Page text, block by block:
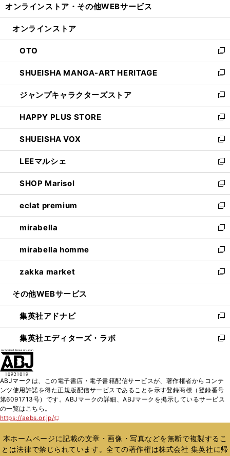
開
ン
ウ
で
開
く
ウ
ン
ド
ウ
で
開
く
オンラインストア・ その他WEBサービス
オンラインストア
OTO
新
し
い
ウ
ィ
ン
ド
ウ
で
開
く
SHUEISHA MANGA-ART HERITAGE
新
し
い
ウ
ィ
ン
ド
ウ
で
開
く
ジャンプキャラクターズストア
新
し
い
ウ
ィ
ン
ド
ウ
で
開
く
HAPPY PLUS STORE
新
し
い
ウ
ィ
ン
ド
ウ
で
開
く
SHUEISHA VOX
新
し
い
ウ
ィ
ン
ド
ウ
で
開
く
LEEマルシェ
新
し
い
ウ
ィ
ン
ド
ウ
で
開
く
SHOP Marisol
新
し
い
ウ
ィ
ン
ド
ウ
で
開
eclat premium
新
し
い
ウ
ィ
ン
ド
ウ
開
く
mirabella
新
し
い
ウ
ィ
ン
ウ
で
開
く
mirabella homme
新
し
い
ウ
ン
ド
ウ
で
zakka market
新
し
ウ
ィ
ン
ド
く
その他WEBサービス
集英社アドナビ
新
し
い
ド
ウ
で
集英社エディターズ・ラボ
新
ィ
ン
ド
開
く
ABJマークは、この電子書店・電子書籍配信サービスが、著作権者からコンテ
ンツ使用許諾を得た正規版配信サービスであることを示す登録商標（登録番号
第6091713号）です。ABJマークの詳細、ABJマークを掲示しているサービス
の一覧はこちら。
https://aebs.or.jp/
新
い
ウ
ィ
本ホームページに記載の文章・画像・写真などを無断で複製するこ
とは法律で禁じられています。全ての著作権は株式会社 集英社に帰